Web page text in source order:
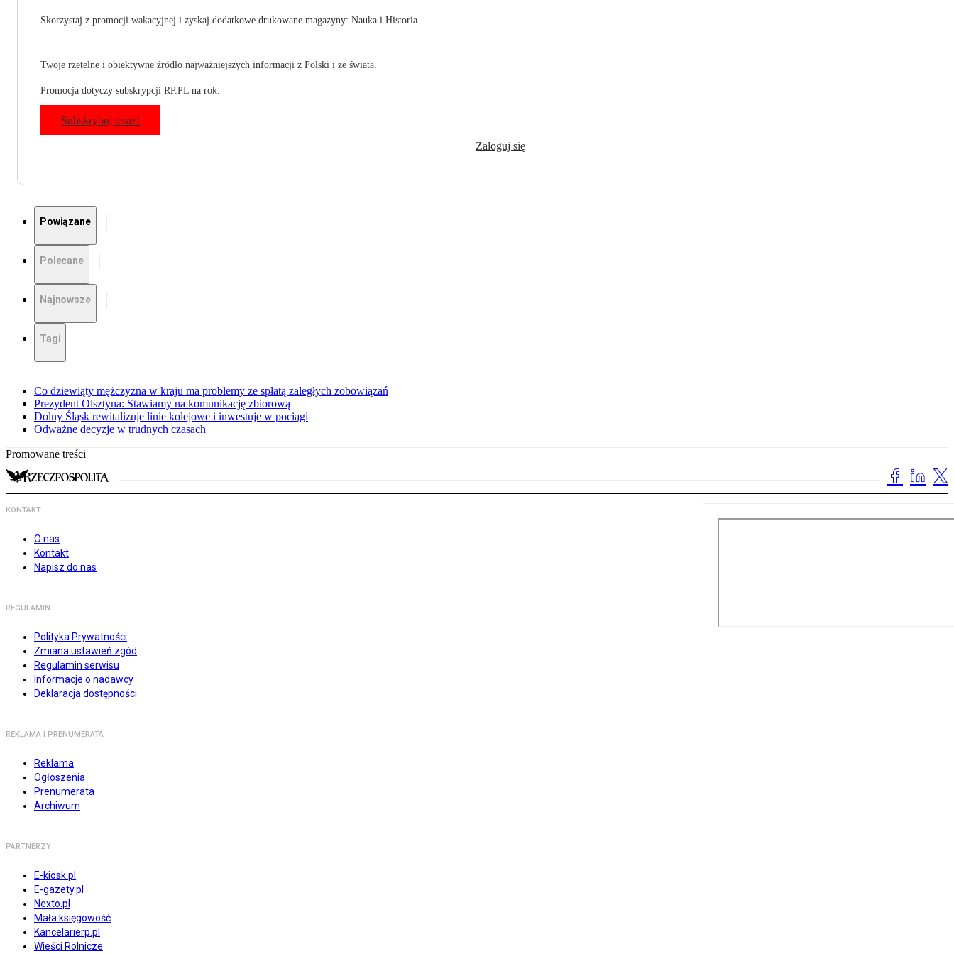
Skorzystaj z promocji wakacyjnej i zyskaj dodatkowe drukowane magazyny: Nauka i Historia.
Twoje rzetelne i obiektywne źródło najważniejszych informacji z Polski i ze świata.
Promocja dotyczy subskrypcji RP.PL na rok.
Subskrybuj teraz!
Zaloguj się
Powiązane
Polecane
Najnowsze
Tagi
Co dziewiąty mężczyzna w kraju ma problemy ze spłatą zaległych zobowiązań
Prezydent Olsztyna: Stawiamy na komunikację zbiorową
Dolny Śląsk rewitalizuje linie kolejowe i inwestuje w pociągi
Odważne decyzje w trudnych czasach
Promowane treści
KONTAKT
O nas
Kontakt
Napisz do nas
REGULAMIN
Polityka Prywatności
Zmiana ustawień zgód
Regulamin serwisu
Informacje o nadawcy
Deklaracja dostępności
REKLAMA I PRENUMERATA
Reklama
Ogłoszenia
Prenumerata
Archiwum
PARTNERZY
E-kiosk.pl
E-gazety.pl
Nexto.pl
Mała księgowość
Kancelarierp.pl
Wieści Rolnicze